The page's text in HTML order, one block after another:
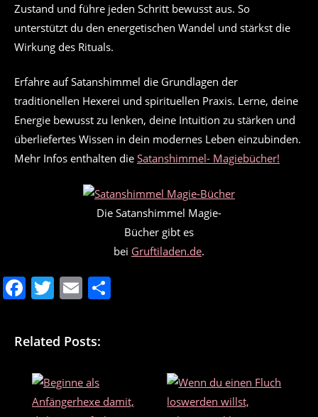
Zustand und führe jeden Schritt bewusst aus. So
unterstützt du den energetischen Wandel und stärkst die
Wirkung des Rituals.
Erfahre auf Satanshimmel die Grundlagen der
traditionellen Hexerei und spirituellen Praxis. Lerne, deine
Energie bewusst zu lenken, deine Intuition zu stärken und
überliefertes Wissen in dein modernes Leben einzubinden.
Mehr Infos enthalten die Satanshimmel- Magiebücher!
Die Satanshimmel Magie-
Bücher gibt es
bei Gruftiladen.de.
F
c
e
b
o
T
itt
er
E
ai
l
Related Posts: